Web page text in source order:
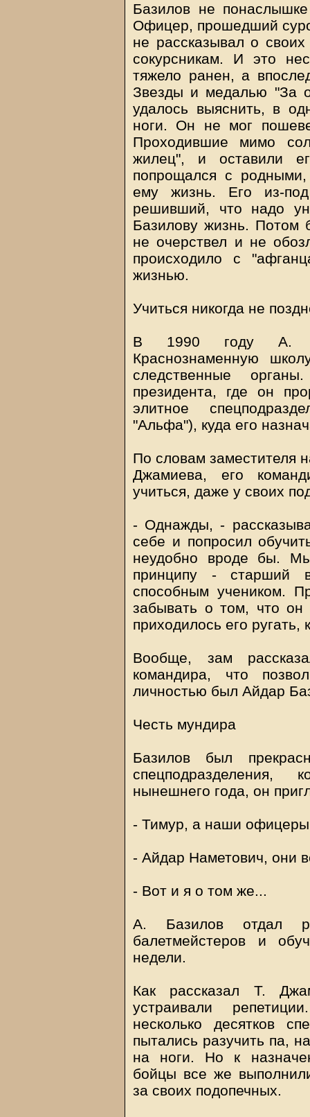
Базилов не
Офицер, прошедший
не рассказывал о
сокурсникам. И это
тяжело ранен, а
Звезды и медалью "За
удалось выяснить, в
ноги. Он не мог
Проходившие мимо
жилец", и оставили
попрощался с
ему жизнь. Его из-
решивший, что надо
Базилову жизнь. Потом
не очерствел и не
происходило с
жизнью.
Учиться никогда не
В 1990 году А.
Краснознаменную
следственные
президента, где он
элитное
"Альфа"), куда его
По словам заместителя
Джамиева, его
учиться, даже у своих
- Однажды, -
себе и попросил
неудобно вроде бы.
принципу - старший
способным учеником.
забывать о том, что
приходилось его ругать,
Вообще, зам
командира, что
личностью был Айдар
Честь мундира
Базилов был
нынешнего года, он
- Тимур, а наши офицеры
- Айдар Наметович, они
- Вот и я о том же...
А. Базилов отдал
балетмейстеров и
недели.
Как рассказал Т.
устраивали
несколько десятков
пытались разучить па,
на ноги. Но к
бойцы все же
за своих подопечных.